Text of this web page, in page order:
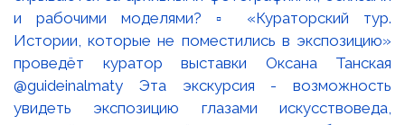
и рабочими моделями? ▫️ «Кураторский тур.
Истории, которые не поместились в экспозицию»
проведёт куратор выставки Оксана Танская
@guideinalmaty Эта экскурсия - возможность
увидеть экспозицию глазами искусствоведа,